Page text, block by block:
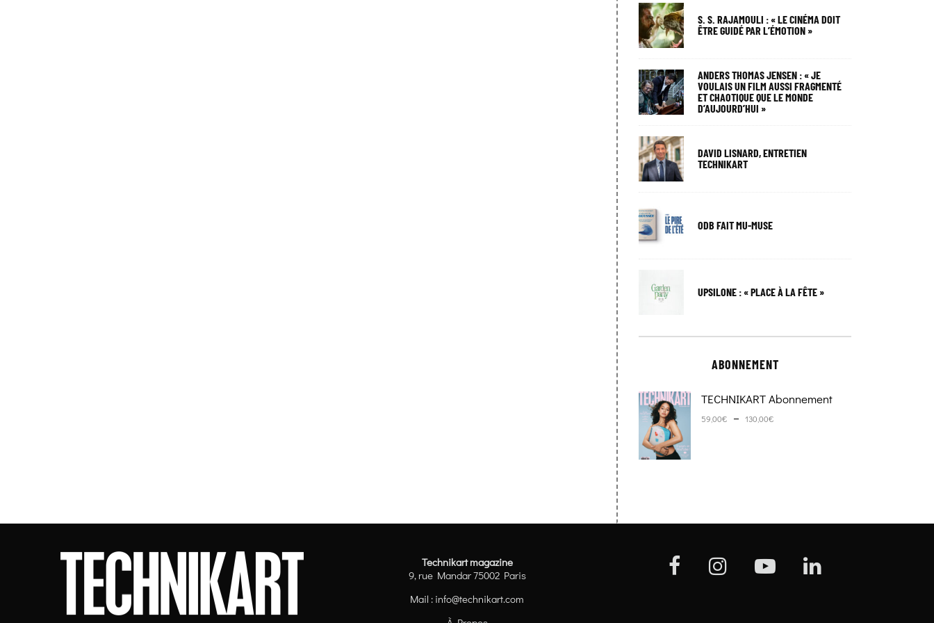
S. S. RAJAMOULI : « LE CINÉMA DOIT
ÊTRE GUIDÉ PAR L’ÉMOTION »
ANDERS THOMAS JENSEN : « JE
VOULAIS UN FILM AUSSI FRAGMENTÉ
ET CHAOTIQUE QUE LE MONDE
D’AUJOURD’HUI »
DAVID LISNARD, ENTRETIEN
TECHNIKART
ODB FAIT MU-MUSE
UPSILONE : « PLACE À LA FÊTE »
ABONNEMENT
TECHNIKART Abonnement
59,00€ – 130,00€
Technikart magazine
9, rue Mandar 75002 Paris
Mail : info@technikart.com